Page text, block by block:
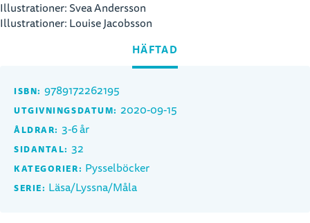
Illustrationer: Svea Andersson
Illustrationer: Louise Jacobsson
HÄFTAD
ISBN: 9789172262195
UTGIVNINGSDATUM: 2020-09-15
ÅLDRAR: 3-6 år
SIDANTAL: 32
KATEGORIER: Pysselböcker
SERIE: Läsa/Lyssna/Måla